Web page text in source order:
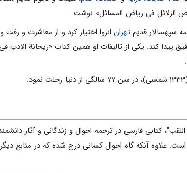
الزلائل فی ریاض المسائل» نوشت.
تهران انزوا اختیار کرد و از معاشرت و
پیدا کند. یکی از تالیفات او همین کتاب «ریحانة الادب
کتابی فارسی در ترجمه احوال و زندگانی و آثار